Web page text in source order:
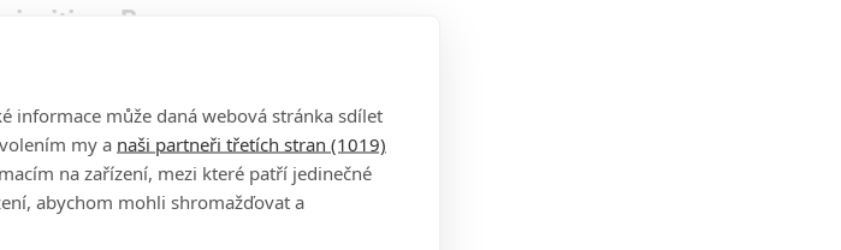
Ron z
si zahraje v
Guillerma del
0
od oscarového tvůrce
obsazení, k Andrew
se přidává Rupert Grint.
informace může daná webová stránka sdílet
my a naši partneři třetích stran (1019)
na zařízení, mezi které patří jedinečné
abychom mohli shromažďovat a